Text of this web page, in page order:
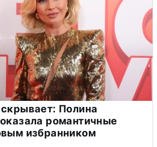
Полина
романтичные
избранником